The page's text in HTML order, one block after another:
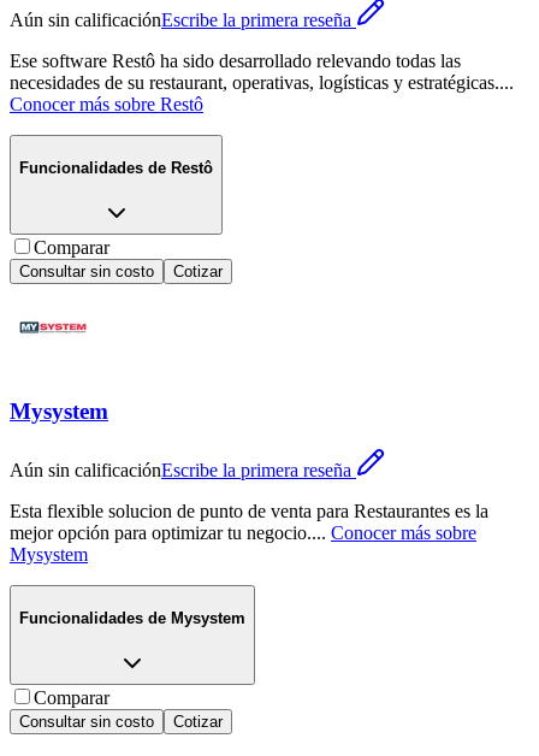
Aún sin calificaciónEscribe la primera reseña
Ese software Restô ha sido desarrollado relevando todas las
necesidades de su restaurant, operativas, logísticas y estratégicas....
Conocer más sobre Restô
Funcionalidades de Restô
Comparar
Consultar sin costo Cotizar
Mysystem
Aún sin calificaciónEscribe la primera reseña
Esta flexible solucion de punto de venta para Restaurantes es la
mejor opción para optimizar tu negocio.... Conocer más sobre
Mysystem
Funcionalidades de Mysystem
Comparar
Consultar sin costo Cotizar